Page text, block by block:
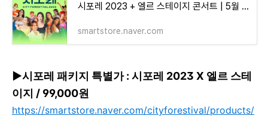
시포레 2023 + 엘르 스테이지 콘서트 | 5월 축제 5월 서울 축제 : 시티포레스티벌 2023
smartstore.naver.com
▶시포레 패키지 특별가 : 시포레 2023 X 엘르 스테
이지 / 99,000원
https://smartstore.naver.com/cityforestival/products/